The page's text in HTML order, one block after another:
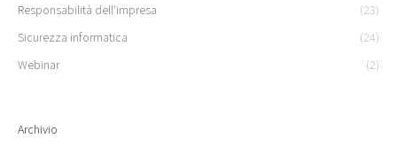
Responsabilità dell'impresa
(23)
Sicurezza informatica
(24)
Webinar
(2)
Archivio